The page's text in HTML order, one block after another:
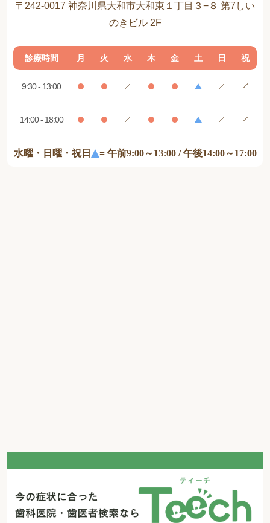
〒242-0017 神奈川県大和市大和東１丁目３−８ 第7しい
のきビル 2F
診療時間 月 火 水 木 金 土 日 祝
9:30 - 13:00
14:00 - 18:00
水曜・日曜・祝日 = 午前9:00～13:00 / 午後14:00～17:00